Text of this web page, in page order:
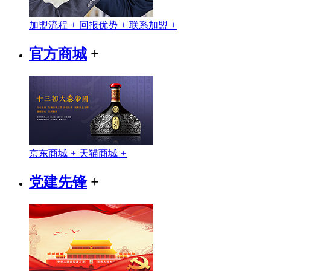
加盟流程 + 回报优势 + 联系加盟 +
官方商城 +
京东商城 + 天猫商城 +
党建先锋+